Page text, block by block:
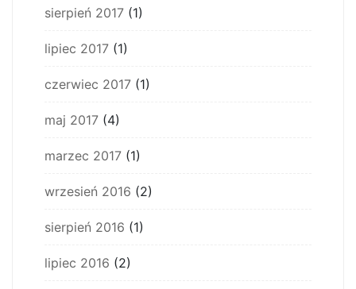
sierpień 2017 (1)
lipiec 2017 (1)
czerwiec 2017 (1)
maj 2017 (4)
marzec 2017 (1)
wrzesień 2016 (2)
sierpień 2016 (1)
lipiec 2016 (2)